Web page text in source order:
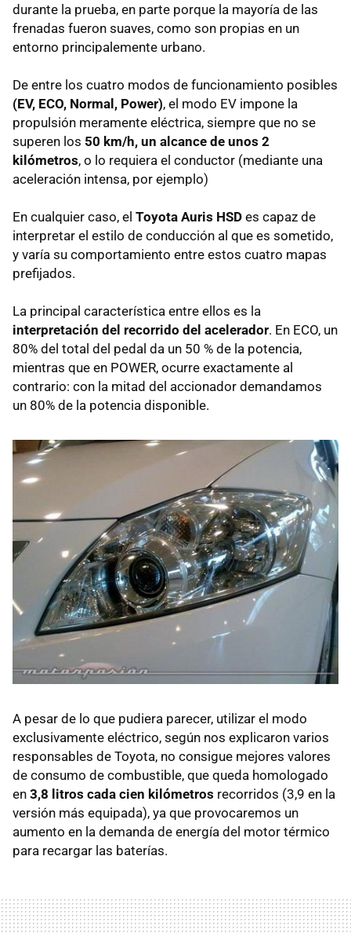
durante la prueba, en parte porque la mayoría de las
frenadas fueron suaves, como son propias en un
entorno principalemente urbano.
De entre los cuatro modos de funcionamiento posibles
(EV, ECO, Normal, Power), el modo EV impone la
propulsión meramente eléctrica, siempre que no se
superen los 50 km/h, un alcance de unos 2
kilómetros, o lo requiera el conductor (mediante una
aceleración intensa, por ejemplo)
En cualquier caso, el Toyota Auris HSD es capaz de
interpretar el estilo de conducción al que es sometido,
y varía su comportamiento entre estos cuatro mapas
prefijados.
La principal característica entre ellos es la
interpretación del recorrido del acelerador. En ECO, un
80% del total del pedal da un 50 % de la potencia,
mientras que en POWER, ocurre exactamente al
contrario: con la mitad del accionador demandamos
un 80% de la potencia disponible.
A pesar de lo que pudiera parecer, utilizar el modo
exclusivamente eléctrico, según nos explicaron varios
responsables de Toyota, no consigue mejores valores
de consumo de combustible, que queda homologado
en 3,8 litros cada cien kilómetros recorridos (3,9 en la
versión más equipada), ya que provocaremos un
aumento en la demanda de energía del motor térmico
para recargar las baterías.